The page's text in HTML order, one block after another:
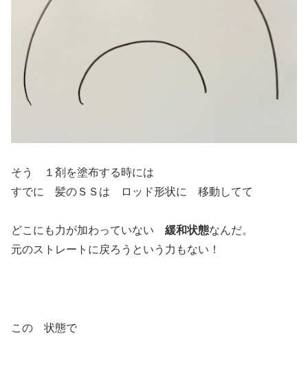
そう １剤を塗布する時には
すでに 髪のＳＳは ロッド形状に 移動してて
どこにも力が加わっていない 緩和状態なんだ。
元のストレートに戻ろうという力もない！
この 状態で